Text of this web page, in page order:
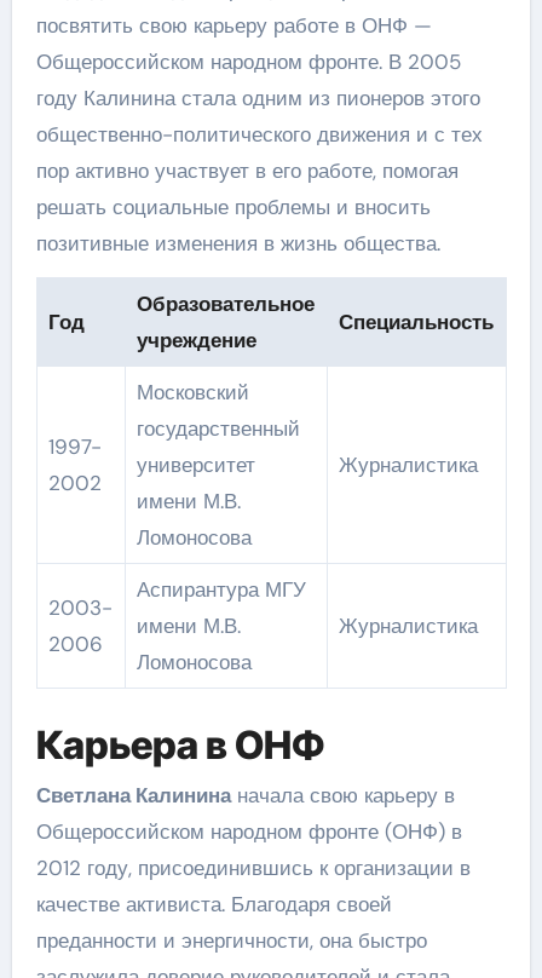
посвятить свою карьеру работе в ОНФ —
Общероссийском народном фронте. В 2005
году Калинина стала одним из пионеров этого
общественно-политического движения и с тех
пор активно участвует в его работе, помогая
решать социальные проблемы и вносить
позитивные изменения в жизнь общества.
Год
Образовательное
учреждение
Специальность
1997-
2002
Московский
государственный
университет
имени М.В.
Ломоносова
Журналистика
2003-
2006
Аспирантура МГУ
имени М.В.
Ломоносова
Журналистика
Карьера в ОНФ
Светлана Калининаначала свою карьеру в
Общероссийском народном фронте (ОНФ) в
2012 году, присоединившись к организации в
качестве активиста. Благодаря своей
преданности и энергичности, она быстро